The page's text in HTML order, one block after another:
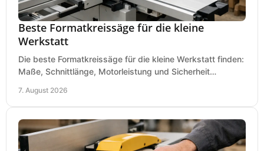
Beste Formatkreissäge für die kleine
Werkstatt
Die beste Formatkreissäge für die kleine Werkstatt finden:
Maße, Schnittlänge, Motorleistung und Sicherheit
7. August 2026